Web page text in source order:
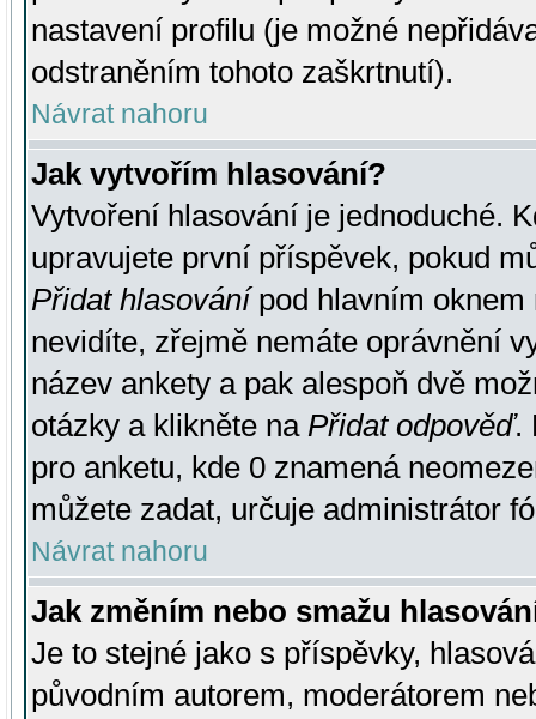
nastavení profilu (je možné
odstraněním tohoto zaškrtnutí).
Návrat nahoru
Jak vytvořím hlasování?
Vytvoření hlasování je jednoduché.
upravujete první příspěvek, pokud
Přidat hlasovánípod hlavním oknem
nevidíte, zřejmě nemáte oprávnění
název ankety a pak alespoň dvě
otázky a klikněte na Přidat odpověď.
pro anketu, kde 0 znamená
můžete zadat, určuje administrátor
Návrat nahoru
Jak změním nebo smažu
Je to stejné jako s příspěvky,
původním autorem, moderátorem